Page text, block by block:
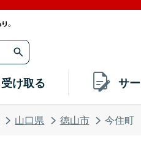
受け取る サ
山口県 徳山市 今住町